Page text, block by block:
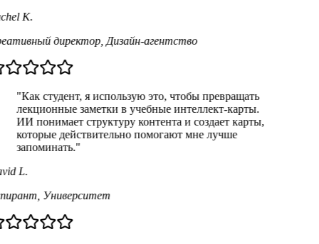
K.
директор, Дизайн-агентство
"Как студент, я использую это, чтобы превращать
лекционные заметки в учебные интеллект-карты.
ИИ понимает структуру контента и создает карты,
которые действительно помогают мне лучше
запоминать."
L.
, Университет